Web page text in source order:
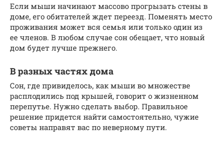
Если мыши начинают массово прогрызать стены в
доме, его обитателей ждет переезд. Поменять место
проживания может вся семья или только один из
ее членов. В любом случае сон обещает, что новый
дом будет лучше прежнего.
В разных частях дома
Сон, где привиделось, как мыши во множестве
расплодились под крышей, говорит о жизненном
перепутье. Нужно сделать выбор. Правильное
решение придется найти самостоятельно, чужие
советы направят вас по неверному пути.